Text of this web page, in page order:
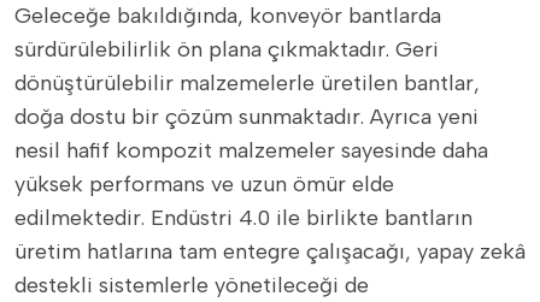
Geleceğe bakıldığında, konveyör bantlarda
sürdürülebilirlik ön plana çıkmaktadır. Geri
dönüştürülebilir malzemelerle üretilen bantlar,
doğa dostu bir çözüm sunmaktadır. Ayrıca yeni
nesil hafif kompozit malzemeler sayesinde daha
yüksek performans ve uzun ömür elde
edilmektedir. Endüstri 4.0 ile birlikte bantların
üretim hatlarına tam entegre çalışacağı, yapay zekâ
destekli sistemlerle yönetileceği de